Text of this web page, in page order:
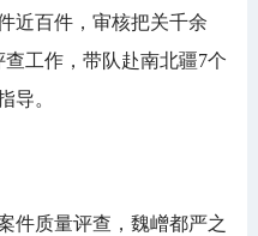
近百件，审核把关千余
工作，带队赴南北疆7个
导。
质量评查，魏嶒都严之